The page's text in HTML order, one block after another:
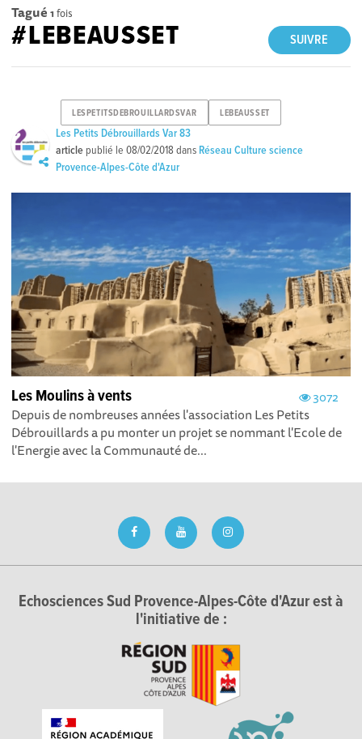
Tagué 1 fois
SUIVRE
#LEBEAUSSET
LESPETITSDEBROUILLARDSVAR LEBEAUSSET
Les Petits Débrouillards Var 83
article publié le08/02/2018 dans Réseau Culture science
Provence-Alpes-Côte d'Azur
3072
Les Moulins à vents
Depuis de nombreuses années l'association Les Petits
Débrouillards a pu monter un projet se nommant l'Ecole de
l'Energie avec la Communauté de...
Echosciences Sud Provence-Alpes-Côte d'Azur est à
l'initiative de :